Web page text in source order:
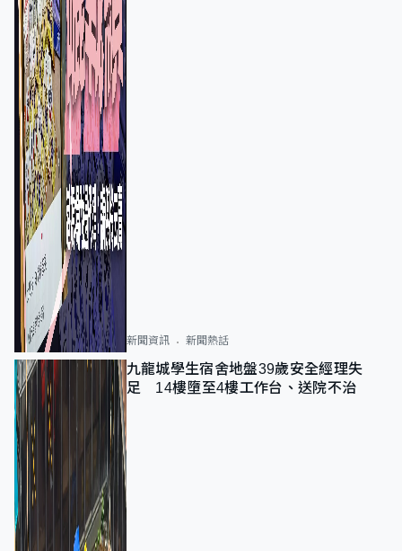
新聞資訊 新聞熱話
九龍城學生宿舍地盤39歲安全經理失
足 14樓墮至4樓工作台、送院不治